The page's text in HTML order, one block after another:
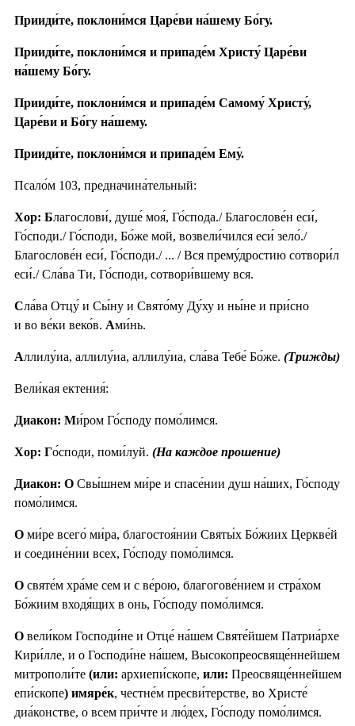
Прииди́те, поклони́мся Царе́ви на́шему Бо́гу.
Прииди́те, поклони́мся и припаде́м Христу́ Царе́ви
на́шему Бо́гу.
Прииди́те, поклони́мся и припаде́м Самому́ Христу́,
Царе́ви и Бо́гу на́шему.
Прииди́те, поклони́мся и припаде́м Ему́.
Псало́м 103, предначина́тельный:
Хор: Благослови́, душе́ моя́, Го́спода./ Благослове́н еси́,
Го́споди./ Го́споди, Бо́же мой, возвели́чился еси́ зело́./
Благослове́н еси́, Го́споди./ ... / Вся прему́дростию сотвори́л
еси́./ Сла́ва Ти, Го́споди, сотвори́вшему вся.
Сла́ва Отцу́ и Сы́ну и Свято́му Ду́ху и ны́не и при́сно
и во ве́ки веко́в. Ами́нь.
Аллилу́иа, аллилу́иа, аллилу́иа, сла́ва Тебе́ Бо́же. (Трижды)
Вели́кая ектения́:
Диакон: Ми́ром Го́споду помо́лимся.
Хор: Го́споди, поми́луй. (На каждое прошение)
Диакон: О Свы́шнем ми́ре и спасе́нии душ на́ших, Го́споду
помо́лимся.
О ми́ре всего́ ми́ра, благостоя́нии Святы́х Бо́жиих Церкве́й
и соедине́нии всех, Го́споду помо́лимся.
О святе́м хра́ме сем и с ве́рою, благогове́нием и стра́хом
Бо́жиим входя́щих в онь, Го́споду помо́лимся.
О вели́ком Господи́не и Отце́ на́шем Святе́йшем Патриа́рхе
Кири́лле, и о Господи́не на́шем, Высокопреосвяще́ннейшем
митрополи́те (или: архиепи́скопе, или: Преосвяще́ннейшем
епи́скопе) имяре́к, честне́м пресви́терстве, во Христе́
диа́констве, о всем при́чте и лю́дех, Го́споду помо́лимся.